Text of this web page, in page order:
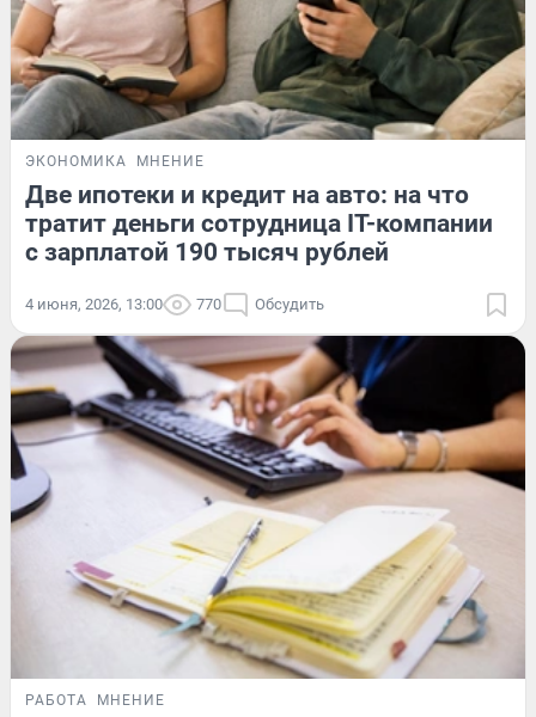
ЭКОНОМИКА МНЕНИЕ
Две ипотеки и кредит на авто: на что
тратит деньги сотрудница IT-компании
с зарплатой 190 тысяч рублей
4 июня, 2026, 13:00 770 Обсудить
РАБОТА МНЕНИЕ